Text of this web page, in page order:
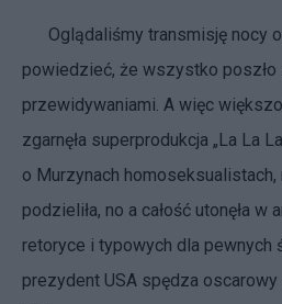
Oglądaliśmy transmisję nocy
powiedzieć, że wszystko poszło
przewidywaniami. A więc
zgarnęła superprodukcja „La La
o Murzynach
podzieliła, no a całość utonęła w
retoryce i typowych dla pewnych
prezydent USA spędza